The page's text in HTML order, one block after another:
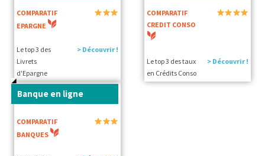
COMPARATIF
EPARGNE
Le top 3 des
Livrets
d'Epargne
> Découvrir !
COMPARATIF
CREDIT CONSO
Le top 3 des taux
en Crédits Conso
> Découvrir !
Banque en ligne
COMPARATIF
BANQUES